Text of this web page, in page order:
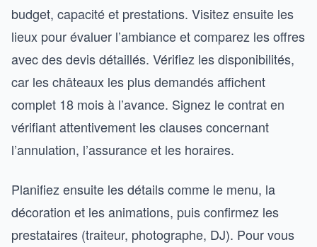
budget, capacité et prestations. Visitez ensuite les
lieux pour évaluer l’ambiance et comparez les offres
avec des devis détaillés. Vérifiez les disponibilités,
car les châteaux les plus demandés affichent
complet 18 mois à l’avance. Signez le contrat en
vérifiant attentivement les clauses concernant
l’annulation, l’assurance et les horaires.
Planifiez ensuite les détails comme le menu, la
décoration et les animations, puis confirmez les
prestataires (traiteur, photographe, DJ). Pour vous